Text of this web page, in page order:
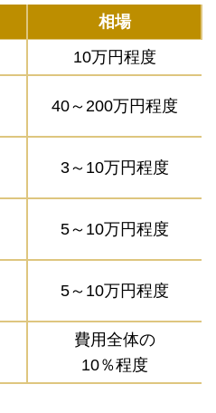
相場
10万円程度
40～200万円程度
3～10万円程度
5～10万円程度
5～10万円程度
費用全体の
10％程度